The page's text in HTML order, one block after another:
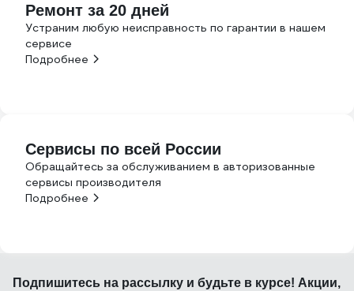
Ремонт за 20 дней
Устраним любую неисправность по гарантии в нашем
сервисе
Подробнее
Сервисы по всей России
Обращайтесь за обслуживанием в авторизованные
сервисы производителя
Подробнее
Подпишитесь на рассылку и будьте в курсе! Акции,